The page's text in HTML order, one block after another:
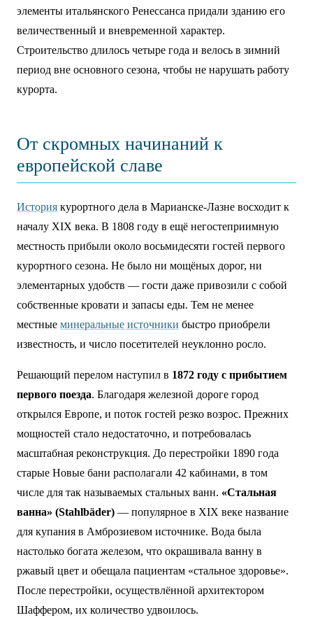
элементы итальянского Ренессанса придали зданию его
величественный и вневременной характер.
Строительство длилось четыре года и велось в зимний
период вне основного сезона, чтобы не нарушать работу
курорта.
От скромных начинаний к
европейской славе
История курортного дела в Марианске-Лазне восходит к
началу XIX века. В 1808 году в ещё негостеприимную
местность прибыли около восьмидесяти гостей первого
курортного сезона. Не было ни мощёных дорог, ни
элементарных удобств — гости даже привозили с собой
собственные кровати и запасы еды. Тем не менее
местные минеральные источники быстро приобрели
известность, и число посетителей неуклонно росло.
Решающий перелом наступил в 1872 году с прибытием
первого поезда. Благодаря железной дороге город
открылся Европе, и поток гостей резко возрос. Прежних
мощностей стало недостаточно, и потребовалась
масштабная реконструкция. До перестройки 1890 года
старые Новые бани располагали 42 кабинами, в том
числе для так называемых стальных ванн. «Стальная
ванна» (Stahlbäder) — популярное в XIX веке название
для купания в Амброзиевом источнике. Вода была
настолько богата железом, что окрашивала ванну в
ржавый цвет и обещала пациентам «стальное здоровье».
После перестройки, осуществлённой архитектором
Шаффером, их количество удвоилось.